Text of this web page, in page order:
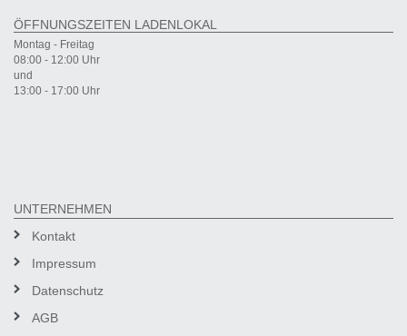
ÖFFNUNGSZEITEN LADENLOKAL
Montag - Freitag
08:00 - 12:00 Uhr
und
13:00 - 17:00 Uhr
UNTERNEHMEN
Kontakt
Impressum
Datenschutz
AGB